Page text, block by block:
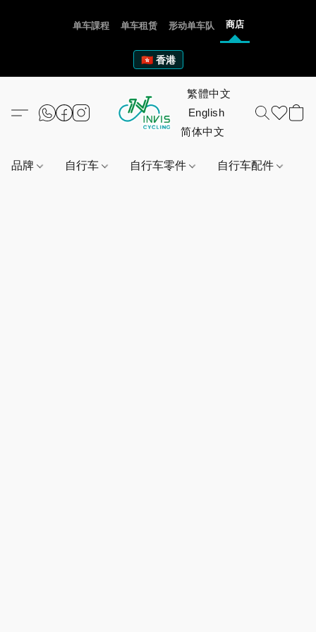
单车課程 单车租赁 形动单车队 商店
🇭🇰 香港
品牌 自行车 自行车零件 自行车配件